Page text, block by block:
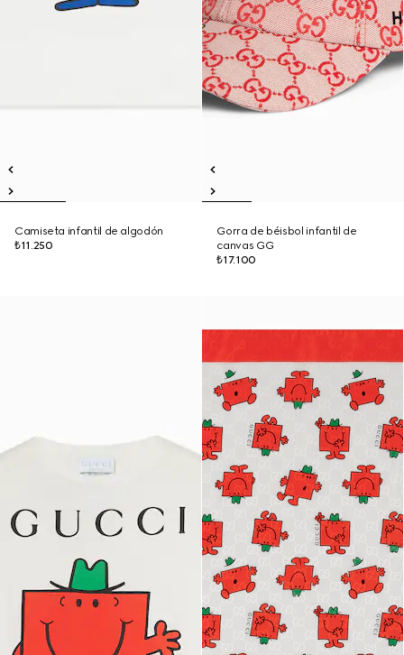
Camiseta infantil de algodón
₺11.250
Gorra de béisbol infantil de
canvas GG
₺17.100